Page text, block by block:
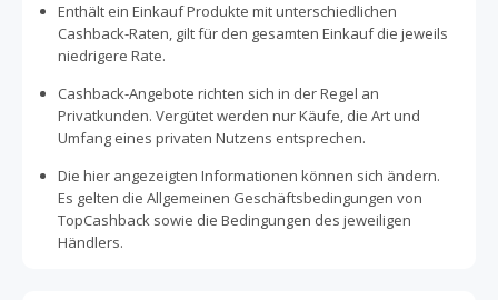
Enthält ein Einkauf Produkte mit unterschiedlichen
Cashback-Raten, gilt für den gesamten Einkauf die jeweils
niedrigere Rate.
Cashback-Angebote richten sich in der Regel an
Privatkunden. Vergütet werden nur Käufe, die Art und
Umfang eines privaten Nutzens entsprechen.
Die hier angezeigten Informationen können sich ändern.
Es gelten die Allgemeinen Geschäftsbedingungen von
TopCashback sowie die Bedingungen des jeweiligen
Händlers.